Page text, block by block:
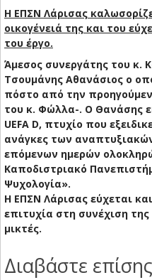
Η ΕΠΣΝ Λάρισας
οικογένειά της και του
του έργο.
Άμεσος συνεργάτης του κ.
Τσουμάνης Αθανάσιος ο
πόστο από την
του κ. Φώλλα-. Ο Θανάσης
UEFA D, πτυχίο που
ανάγκες των
επόμενων ημερών
Καποδιστριακό
Ψυχολογία».
Η ΕΠΣΝ Λάρισας εύχεται
επιτυχία στη συνέχιση
μικτές.
Διαβάστε επίσης